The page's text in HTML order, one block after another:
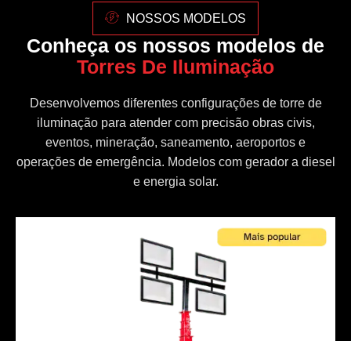
NOSSOS MODELOS
Conheça os nossos modelos de
Torres De Iluminação
Desenvolvemos diferentes configurações de torre de
iluminação para atender com precisão obras civis,
eventos, mineração, saneamento, aeroportos e
operações de emergência. Modelos com gerador a diesel
e energia solar.